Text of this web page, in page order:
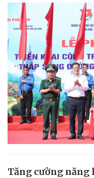
Tăng cường năng